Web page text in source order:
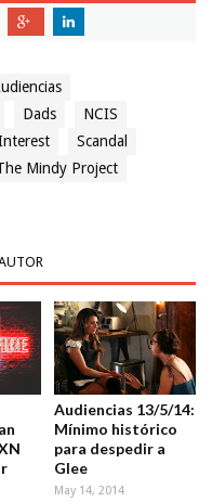
Dads
NCIS
Scandal
Mindy Project
Audiencias 13/5/14:
Mínimo histórico
para despedir a
Glee
May 14, 2014